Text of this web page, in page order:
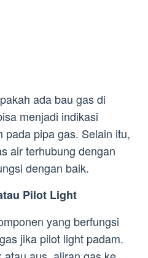
ada bau gas di
menjadi indikasi
pada pipa gas. Selain itu,
air terhubung dengan
dengan baik.
Pilot Light
yang berfungsi
jika pilot light padam.